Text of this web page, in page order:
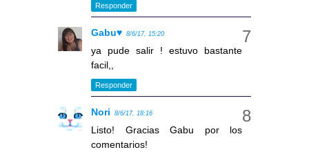
Responder
Gabu♥ 8/6/17, 15:20
ya pude salir ! estuvo bastante
facil,,
Responder
Nori 8/6/17, 18:16
Listo! Gracias Gabu por los
comentarios!